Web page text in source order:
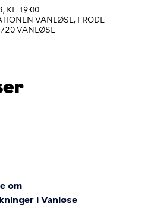
KL. 19:00
VANLØSE, FRODE
VANLØSE
om
i Vanløse